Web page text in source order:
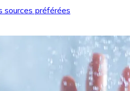
sources préférées